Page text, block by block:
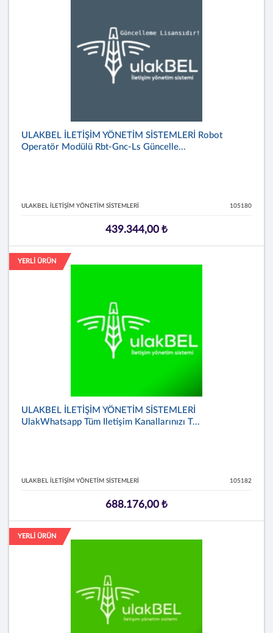
ULAKBEL İLETİŞİM YÖNETİM SİSTEMLERİ Robot
Operatör Modülü Rbt-Gnc-Ls Güncelle...
ULAKBEL İLETİŞİM YÖNETİM SİSTEMLERİ 105180
439.344,00 ₺
YERLİ ÜRÜN
ULAKBEL İLETİŞİM YÖNETİM SİSTEMLERİ
UlakWhatsapp Tüm Iletişim Kanallarınızı T...
ULAKBEL İLETİŞİM YÖNETİM SİSTEMLERİ 105182
688.176,00 ₺
YERLİ ÜRÜN